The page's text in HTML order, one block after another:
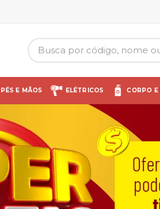
PÉS E MÃOS ELÉTRICOS CORPO